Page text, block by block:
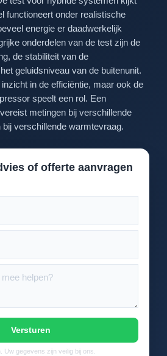
functioneert onder realistische
energie er daadwerkelijk
onderdelen van de test zijn de
de stabiliteit van de
geluidsniveau van de buitenunit.
in de efficiëntie, maar ook de
speelt een rol. Een
metingen bij verschillende
bij verschillende warmtevraag.
of offerte aanvragen
Versturen
Uw gegevens zijn veilig bij ons.